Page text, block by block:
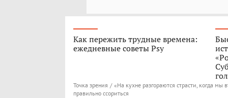
Как пережить трудные времена:
ежедневные советы Psy
Точка зрения / «На кухне разгораются страсти, когда
правильно ссориться